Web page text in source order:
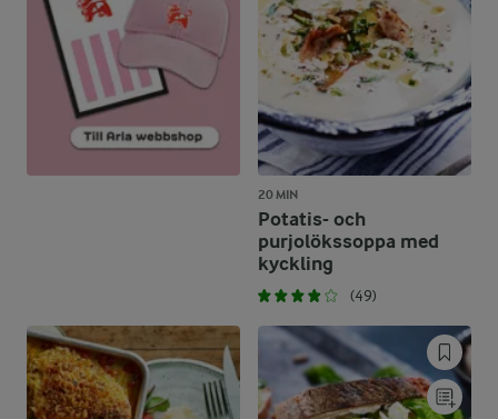
20 MIN
Potatis- och
purjolökssoppa med
kyckling
(49)